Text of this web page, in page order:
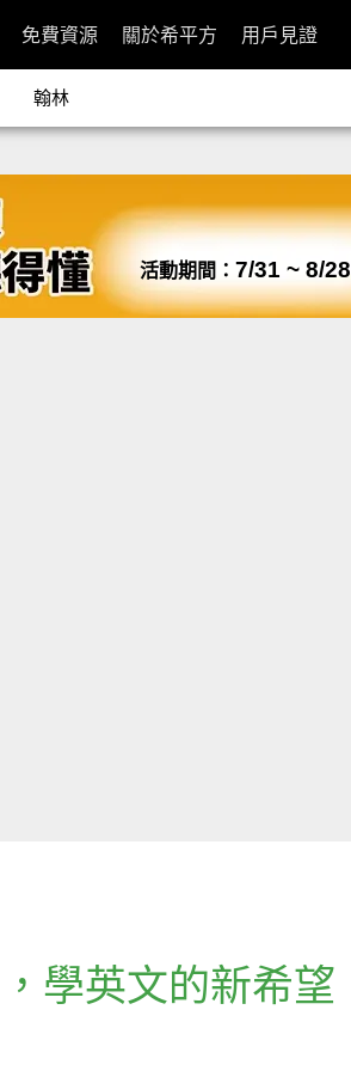
免費資源 關於希平方 用戶見證
翰林
活動期間： 7/31 ~ 8/28
， 學英文的新希望